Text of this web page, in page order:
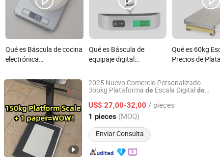
Qué es Báscula de cocina
electrónica
impermeable de alta
calidad con pantalla LCD
5kg/1g
Qué es Báscula de
equipaje digital
retroiluminación verde de
alta visibilidad 50kg
Qué es 60kg
Precios de
2025 Nuevo Comercio Personalizado
3ookg Plataforma de Escala Digitalde
US$ 27,00-32,00 / pieces
1 pieces (MOQ)
Enviar Consulta
Zhejiang Junkaishun Industrial and Trade Co., Ltd.
Zhejiang, China Desde 2025